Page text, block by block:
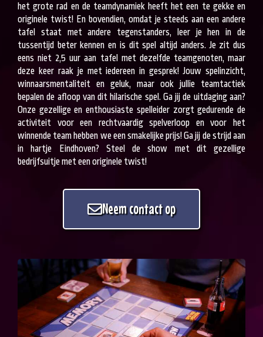
het grote rad en de teamdynamiek heeft het een te gekke en
originele twist! En bovendien, omdat je steeds aan een andere
tafel staat met andere tegenstanders, leer je hen in de
tussentijd beter kennen en is dit spel altijd anders. Je zit dus
eens niet 2,5 uur aan tafel met dezelfde teamgenoten, maar
deze keer raak je met iedereen in gesprek! Jouw spelinzicht,
winnaarsmentaliteit en geluk, maar ook jullie teamtactiek
bepalen de afloop van dit hilarische spel. Ga jij de uitdaging aan?
Onze gezellige en enthousiaste spelleider zorgt gedurende de
activiteit voor een rechtvaardig spelverloop en voor het
winnende team hebben we een smakelijke prijs! Ga jij de strijd aan
in hartje Eindhoven? Steel de show met dit gezellige
bedrijfsuitje met een originele twist!
Neem contact op